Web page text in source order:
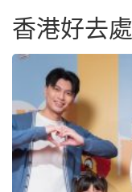
香港好去處